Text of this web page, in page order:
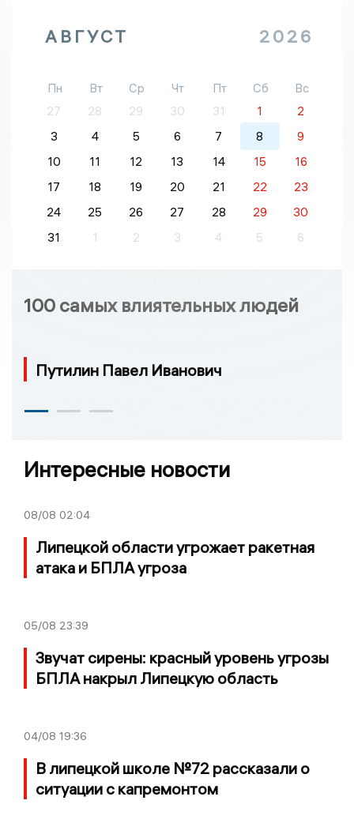
АВГУСТ 2026
Пн Вт Ср Чт Пт Сб
Вс
27
28 29 30 31 1
2
3
4 5 6 7 8
9
10
11 12 13 14 15
16
17
18 19 20 21 22
23
24
25 26 27 28 29
30
31
1 2 3 4 5 6
100 самых влиятельных людей
Путилин Павел Иванович
Интересные новости
08/08 02:04
Липецкой области угрожает ракетная
атака и БПЛА угроза
05/08 23:39
Звучат сирены: красный уровень угрозы
БПЛА накрыл Липецкую область
04/08 19:36
В липецкой школе №72 рассказали о
ситуации с капремонтом